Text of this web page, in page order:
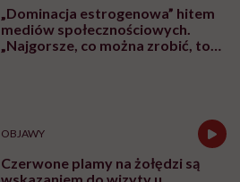
„Dominacja estrogenowa” hitem
mediów społecznościowych.
„Najgorsze, co można zrobić, to
OBJAWY
Czerwone plamy na żołędzi są
wskazaniem do wizyty u